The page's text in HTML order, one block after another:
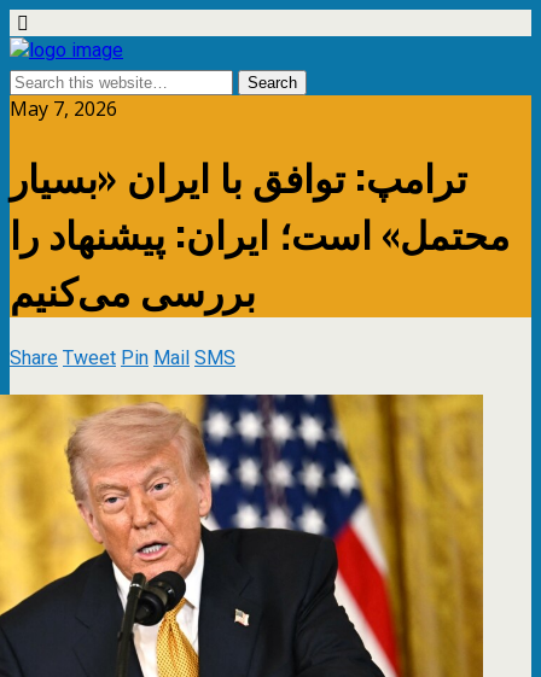
May 7, 2026
ترامپ: توافق با ایران «بسیار
محتمل» است؛ ایران: پیشنهاد را
بررسی می‌کنیم
ShareTweetPinMailSMS